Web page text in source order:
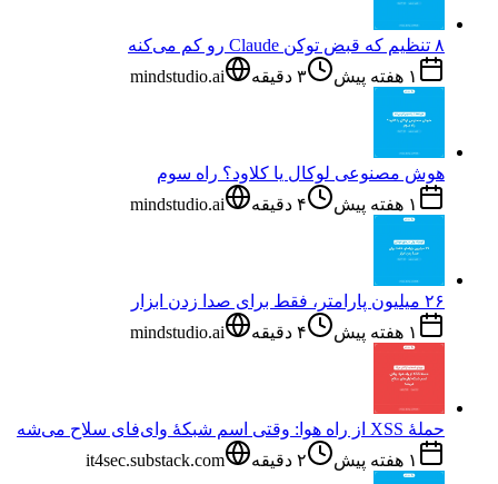
۸ تنظیم که قبض توکن Claude رو کم می‌کنه
۱ هفته پیش
۳ دقیقه mindstudio.ai
هوش مصنوعی لوکال یا کلاود؟ راه سوم
۱ هفته پیش
۴ دقیقه mindstudio.ai
۲۶ میلیون پارامتر، فقط برای صدا زدن ابزار
۱ هفته پیش
۴ دقیقه mindstudio.ai
حملهٔ XSS از راه هوا: وقتی اسم شبکهٔ وای‌فای سلاح می‌شه
۱ هفته پیش
۲ دقیقه it4sec.substack.com